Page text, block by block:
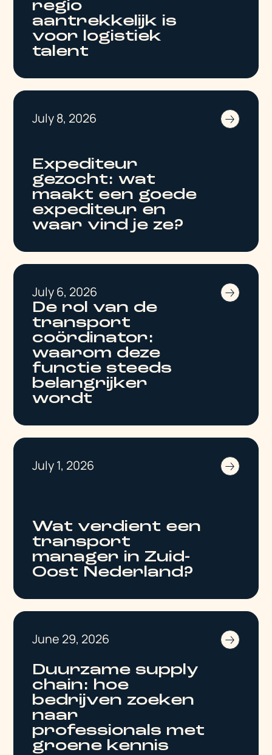
regio
aantrekkelijk is
voor logistiek
talent
July 8, 2026
Expediteur
gezocht: wat
maakt een goede
expediteur en
waar vind je ze?
July 6, 2026
De rol van de
transport
coördinator:
waarom deze
functie steeds
belangrijker
wordt
July 1, 2026
Wat verdient een
transport
manager in Zuid-
Oost Nederland?
June 29, 2026
Duurzame supply
chain: hoe
bedrijven zoeken
naar
professionals met
groene kennis